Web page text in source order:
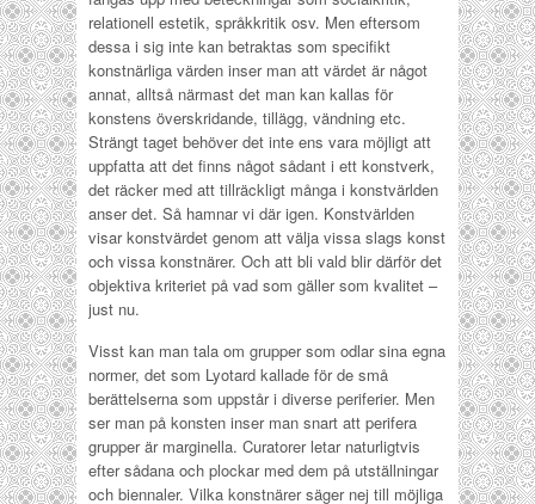
relationell estetik, språkkritik osv. Men eftersom
dessa i sig inte kan betraktas som specifikt
konstnärliga värden inser man att värdet är något
annat, alltså närmast det man kan kallas för
konstens överskridande, tillägg, vändning etc.
Strängt taget behöver det inte ens vara möjligt att
uppfatta att det finns något sådant i ett konstverk,
det räcker med att tillräckligt många i konstvärlden
anser det. Så hamnar vi där igen. Konstvärlden
visar konstvärdet genom att välja vissa slags konst
och vissa konstnärer. Och att bli vald blir därför det
objektiva kriteriet på vad som gäller som kvalitet –
just nu.
Visst kan man tala om grupper som odlar sina egna
normer, det som Lyotard kallade för de små
berättelserna som uppstår i diverse periferier. Men
ser man på konsten inser man snart att perifera
grupper är marginella. Curatorer letar naturligtvis
efter sådana och plockar med dem på utställningar
och biennaler. Vilka konstnärer säger nej till möjliga